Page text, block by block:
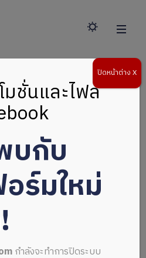
สรรค์
ชั่นและไฟล์
บกับ
ร์มใหม่
กำลังจะทำการปิดระบบ
ปิดหน้าต่าง X